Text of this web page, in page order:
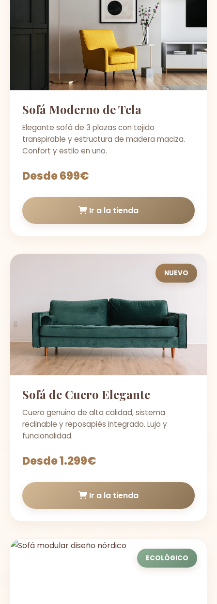
Sofá Moderno de Tela
Elegante sofá de 3 plazas con tejido
transpirable y estructura de madera maciza.
Confort y estilo en uno.
Desde 699€
Ir a la tienda
NUEVO
Sofá de Cuero Elegante
Cuero genuino de alta calidad, sistema
reclinable y reposapiés integrado. Lujo y
funcionalidad.
Desde 1.299€
Ir a la tienda
ECOLÓGICO